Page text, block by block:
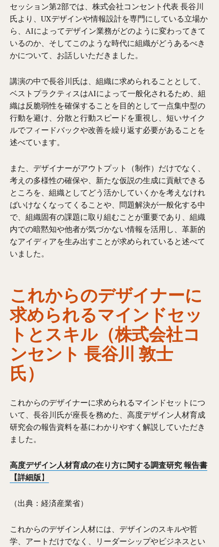
セッション第2部では、株式会社コンセント代表 長谷川
氏より、UXデザインや情報設計を専門にしている立場か
ら、AIによってデザイン業務がどのように変わってきて
いるのか、そしてこのような時代に組織がどうあるべき
かについて、お話しいただきました。
講演の中で長谷川氏は、組織に求められることとして、
ベストプラクティスはAIによって一般化されるため、組
織は反脆弱性を確保することを目的として一点集中型の
行動を避け、分散と行動スピードを重視し、短いサイク
ルでフィードバックや改善を繰り返す必要があることを
述べています。
また、デザイナーがアウトプット（制作）だけでなく、
考えの多様性の確保や、新たな仮説の生成に貢献できる
ところを、組織としてどう活かしていくかを考えなけれ
ばいけなくなってくることや、問題解決が一般化する中
で、組織固有の課題に取り組むことが重要であり、組織
内での暗黙知や他者が気づかない情報を活用し、革新的
なアイディアを生み出すことが求められていると述べて
いました。
これからのデザイナーに
求められるマインドセッ
トとスキル（株式会社コ
ンセント 長谷川 敦士
氏）
これからのデザイナーに求められるマインドセットにつ
いて、長谷川氏が座長を務めた、高度デザイン人材育成
研究会の報告資料を基にわかりやすく解説していただき
ました。
高度デザイン人材育成の在り方に関する調査研究 報告書
【詳細版】
（出典：経済産業省）
これからのデザイン人材には、デザインのスキルや哲
学、アートだけでなく、リーダーシップやビジネスとい